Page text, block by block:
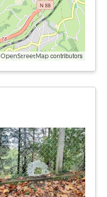
OpenStreetMapcontributors